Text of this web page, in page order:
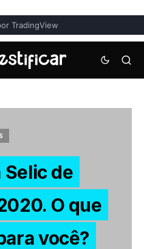
TradingView
de
O que
você?